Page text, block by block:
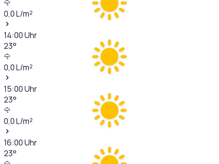
0,0L/m²
14:00Uhr
23°
0,0L/m²
15:00Uhr
23°
0,0L/m²
16:00Uhr
23°